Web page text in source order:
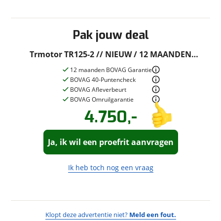
Pak jouw deal
Trmotor TR125-2 // NIEUW / 12 MAANDEN
BOVAG / A1-A2 RIJBEWIJS VEREIST
12 maanden BOVAG Garantie
BOVAG 40-Puntencheck
BOVAG Afleverbeurt
BOVAG Omruilgarantie
4.750,-
Ja, ik wil een proefrit aanvragen
Vraag eenproefrit
aan!
Autoservice Cor Duiveman B.V.
proefrit in te plannen.
Jouw contactgegevens
Naam
Ik heb toch nog een vraag
Stel eenvraag!
Autoservice Cor Duiveman B.V.
Vraag
Klopt deze advertentie niet? Meld een fout.